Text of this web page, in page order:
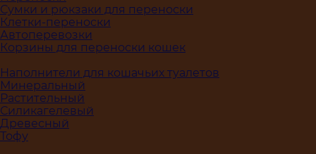
Сумки и рюкзаки для переноски
Клетки-переноски
Автоперевозки
Корзины для переноски кошек
Наполнители для кошачьих туалетов
Минеральный
Растительный
Силикагелевый
Древесный
Тофу